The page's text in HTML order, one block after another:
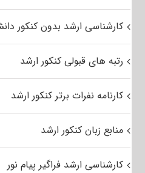
کارشناسی ارشد بدون کنکور
رتبه های قبولی کنکور ارشد
کارنامه نفرات برتر کنکور ارشد
منابع زبان کنکور ارشد
کارشناسی ارشد فراگیر پیام نور